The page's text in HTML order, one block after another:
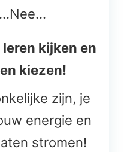
kijken en
kiezen!
zijn, je
energie en
stromen!